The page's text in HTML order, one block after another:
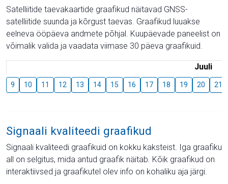
Satelliitide taevakaartide graafikud näitavad GNSS-
satelliitide suunda ja kõrgust taevas. Graafikud luuakse
eelneva ööpäeva andmete põhjal. Kuupäevade paneelist on
võimalik valida ja vaadata viimase 30 päeva graafikuid.
Juuli
9 10 11 12 13 14 15 16 17 18 19 20 21
Signaali kvaliteedi graafikud
Signaali kvaliteedi graafikuid on kokku kaksteist. Iga graafiku
all on selgitus, mida antud graafik näitab. Kõik graafikud on
interaktiivsed ja graafikutel olev info on kohaliku aja järgi.